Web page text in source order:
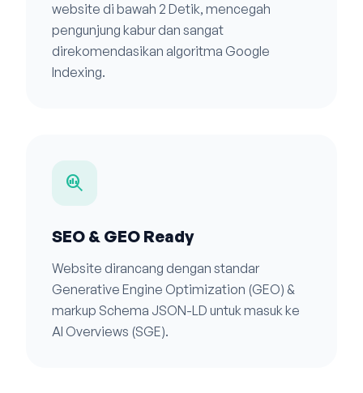
website di bawah 2 Detik, mencegah
pengunjung kabur dan sangat
direkomendasikan algoritma Google
Indexing.
search_insights
SEO & GEO Ready
Website dirancang dengan standar
Generative Engine Optimization (GEO) &
markup Schema JSON-LD untuk masuk ke
AI Overviews (SGE).